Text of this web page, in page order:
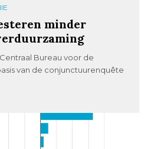
minder
Bureau voor de
van de conjunctuurenquête